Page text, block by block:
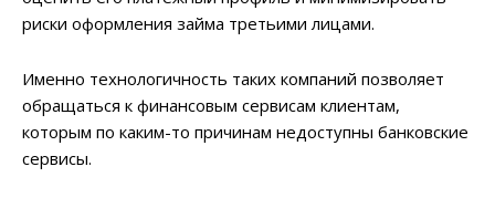
риски оформления займа третьими лицами.
Именно технологичность таких компаний позволяет
обращаться к финансовым сервисам клиентам,
которым по каким-то причинам недоступны банковские
сервисы.